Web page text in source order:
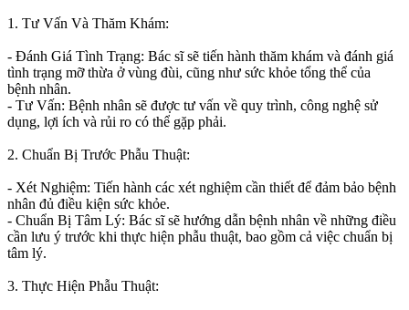
1. Tư Vấn Và Thăm Khám:
- Đánh Giá Tình Trạng: Bác sĩ sẽ tiến hành thăm khám và đánh giá
tình trạng mỡ thừa ở vùng đùi, cũng như sức khỏe tổng thể của
bệnh nhân.
- Tư Vấn: Bệnh nhân sẽ được tư vấn về quy trình, công nghệ sử
dụng, lợi ích và rủi ro có thể gặp phải.
2. Chuẩn Bị Trước Phẫu Thuật:
- Xét Nghiệm: Tiến hành các xét nghiệm cần thiết để đảm bảo bệnh
nhân đủ điều kiện sức khỏe.
- Chuẩn Bị Tâm Lý: Bác sĩ sẽ hướng dẫn bệnh nhân về những điều
cần lưu ý trước khi thực hiện phẫu thuật, bao gồm cả việc chuẩn bị
tâm lý.
3. Thực Hiện Phẫu Thuật: